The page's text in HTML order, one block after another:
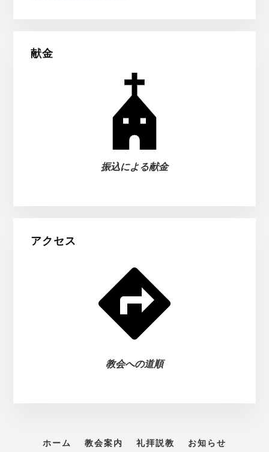
献金
振込による献金
アクセス
教会への道順
ホーム 教会案内 礼拝説教 お知らせ